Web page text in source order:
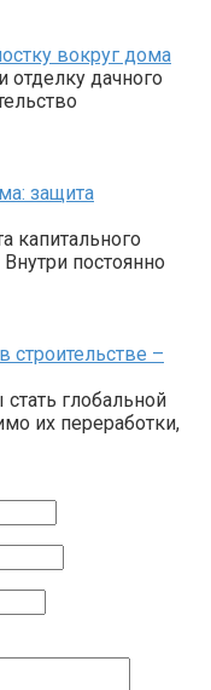
вокруг дома
отделку дачного
защита
капитального
постоянно
–
глобальной
их переработки,